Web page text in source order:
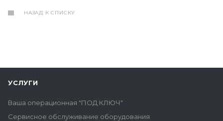
НАЗАД К СПИСКУ
УСЛУГИ
Ваша операционная "ПОД КЛЮЧ"
Сервисное обслуживание оборудования